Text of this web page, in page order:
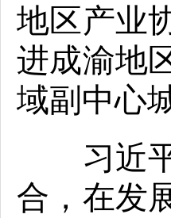
地区产业
进成渝地
域副中心
习近平
合，在发